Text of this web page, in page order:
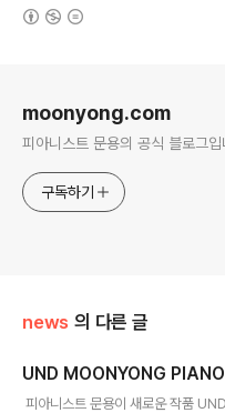
moonyong.com
피아니스트 문용의 공식 블로그입
구독하기
news 의 다른 글
UND MOONYONG
피아니스트 문용이 새로운 작품